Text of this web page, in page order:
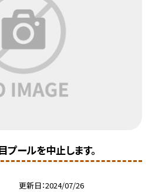
プールを中止します。
更新日 2024/07/26